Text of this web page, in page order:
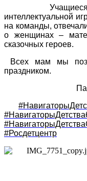
Учащиеся 8-ых
интеллектуальной
на команды,
о женщинах –
сказочных героев.
Всех мам мы
праздником.
#Росдетцентр